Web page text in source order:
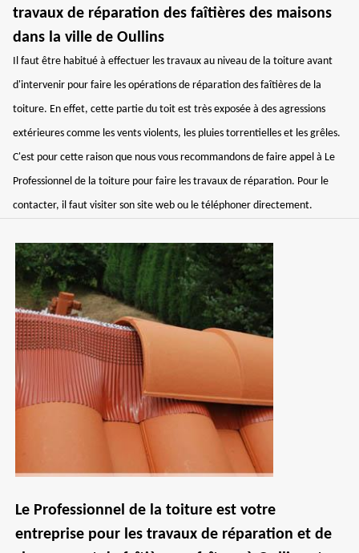
travaux de réparation des faîtières des maisons
dans la ville de Oullins
Il faut être habitué à effectuer les travaux au niveau de la toiture avant
d'intervenir pour faire les opérations de réparation des faîtières de la
toiture. En effet, cette partie du toit est très exposée à des agressions
extérieures comme les vents violents, les pluies torrentielles et les grêles.
C'est pour cette raison que nous vous recommandons de faire appel à Le
Professionnel de la toiture pour faire les travaux de réparation. Pour le
contacter, il faut visiter son site web ou le téléphoner directement.
Le Professionnel de la toiture est votre
entreprise pour les travaux de réparation et de